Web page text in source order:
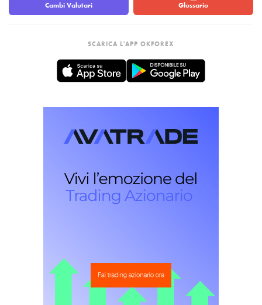
Cambi Valutari Glossario
SCARICA L'APP OKFOREX